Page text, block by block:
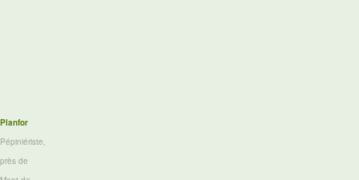
Planfor
Pépiniériste,
près de